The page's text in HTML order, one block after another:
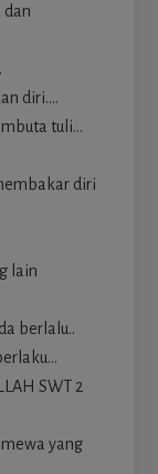
dan
diri….
tuli…
diri
lain
berlalu..
SWT 2
yang